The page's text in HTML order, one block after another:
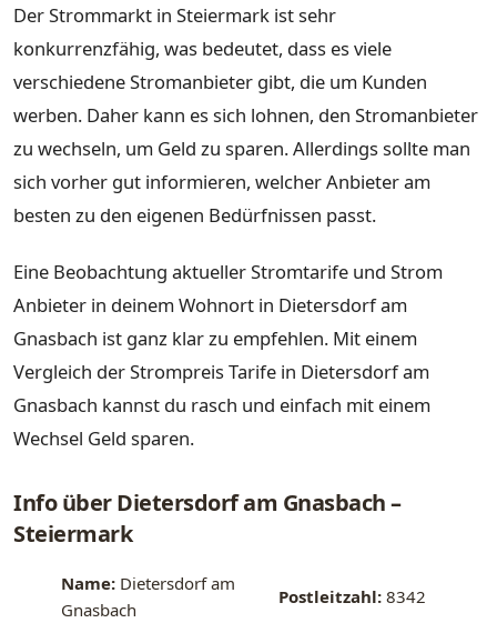
Der Strommarkt in Steiermark ist sehr
konkurrenzfähig, was bedeutet, dass es viele
verschiedene Stromanbieter gibt, die um Kunden
werben. Daher kann es sich lohnen, den Stromanbieter
zu wechseln, um Geld zu sparen. Allerdings sollte man
sich vorher gut informieren, welcher Anbieter am
besten zu den eigenen Bedürfnissen passt.
Eine Beobachtung aktueller Stromtarife und Strom
Anbieter in deinem Wohnort in Dietersdorf am
Gnasbach ist ganz klar zu empfehlen. Mit einem
Vergleich der Strompreis Tarife in Dietersdorf am
Gnasbach kannst du rasch und einfach mit einem
Wechsel Geld sparen.
Info über Dietersdorf am Gnasbach –
Steiermark
Name: Dietersdorf am
Gnasbach
Postleitzahl: 8342